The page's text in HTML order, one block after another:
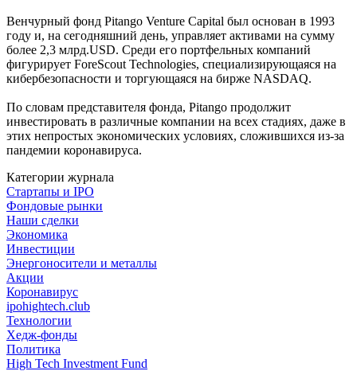
Венчурный фонд Pitango Venture Capital был основан в 1993
году и, на сегодняшний день, управляет активами на сумму
более 2,3 млрд.USD. Среди его портфельных компаний
фигурирует ForeScout Technologies, специализирующаяся на
кибербезопасности и торгующаяся на бирже NASDAQ.
По словам представителя фонда, Pitango продолжит
инвестировать в различные компании на всех стадиях, даже в
этих непростых экономических условиях, сложившихся из-за
пандемии коронавируса.
Категории журнала
Стартапы и IPO
Фондовые рынки
Наши сделки
Экономика
Инвестиции
Энергоносители и металлы
Акции
Коронавирус
ipohightech.club
Технологии
Хедж-фонды
Политика
High Tech Investment Fund